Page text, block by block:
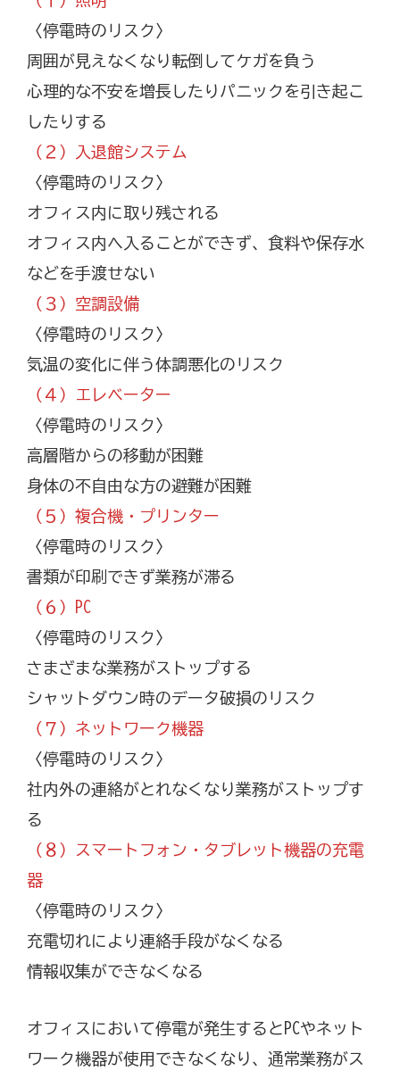
〈停電時のリスク〉
周囲が見えなくなり転倒してケガを負う
心理的な不安を増長したりパニックを引き起こ
したりする
（２）入退館システム
〈停電時のリスク〉
オフィス内に取り残される
オフィス内へ入ることができず、食料や保存水
などを手渡せない
（３）空調設備
〈停電時のリスク〉
気温の変化に伴う体調悪化のリスク
（４）エレベーター
〈停電時のリスク〉
高層階からの移動が困難
身体の不自由な方の避難が困難
（５）複合機・プリンター
〈停電時のリスク〉
書類が印刷できず業務が滞る
（６）PC
〈停電時のリスク〉
さまざまな業務がストップする
シャットダウン時のデータ破損のリスク
（７）ネットワーク機器
〈停電時のリスク〉
社内外の連絡がとれなくなり業務がストップす
る
（８）スマートフォン・タブレット機器の充電
器
〈停電時のリスク〉
充電切れにより連絡手段がなくなる
情報収集ができなくなる
オフィスにおいて停電が発生するとPCやネット
ワーク機器が使用できなくなり、通常業務がス